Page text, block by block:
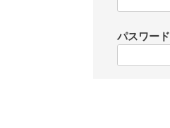
パスワード